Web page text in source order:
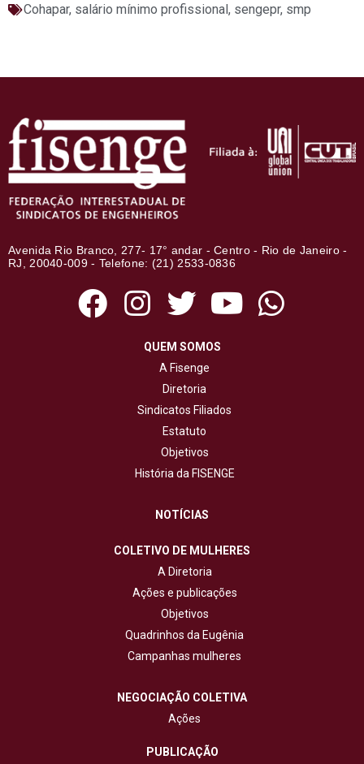
Cohapar, salário mínimo profissional, sengepr, smp
Avenida Rio Branco, 277- 17° andar - Centro - Rio de Janeiro -
RJ, 20040-009 - Telefone: (21) 2533-0836
QUEM SOMOS
A Fisenge
Diretoria
Sindicatos Filiados
Estatuto
Objetivos
História da FISENGE
NOTÍCIAS
COLETIVO DE MULHERES
A Diretoria
Ações e publicações
Objetivos
Quadrinhos da Eugênia
Campanhas mulheres
NEGOCIAÇÃO COLETIVA
Ações
PUBLICAÇÃO